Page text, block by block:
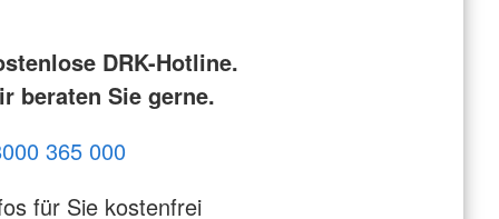
DRK-Hotline.
beraten Sie gerne.
365 000
für Sie kostenfrei